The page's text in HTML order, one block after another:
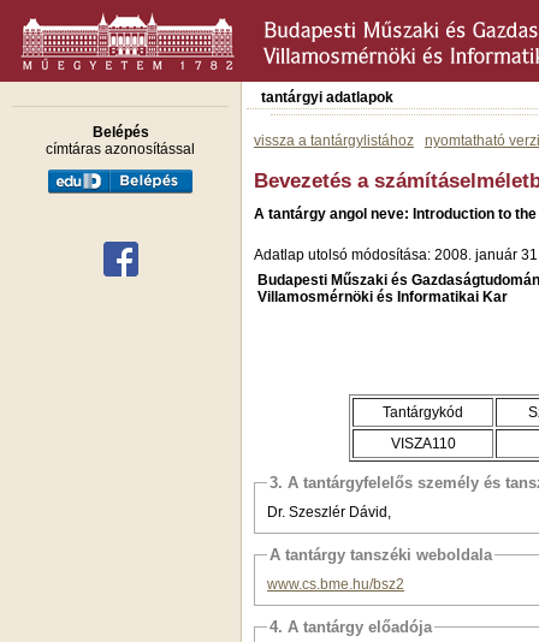
Belépés
címtáras azonosítással
tantárgyi adatlapok
vissza a tantárgylistához nyomtatható
Bevezetés a
A tantárgy angol neve: Introduction to
Adatlap utolsó módosítása: 2008. január
Budapesti Műszaki és
Villamosmérnöki és Informatikai Kar
Tantárgykód
VISZA110
3. A tantárgyfelelős személy és
Dr. Szeszlér Dávid,
A tantárgy tanszéki weboldala
www.cs.bme.hu/bsz2
4. A tantárgy előadója